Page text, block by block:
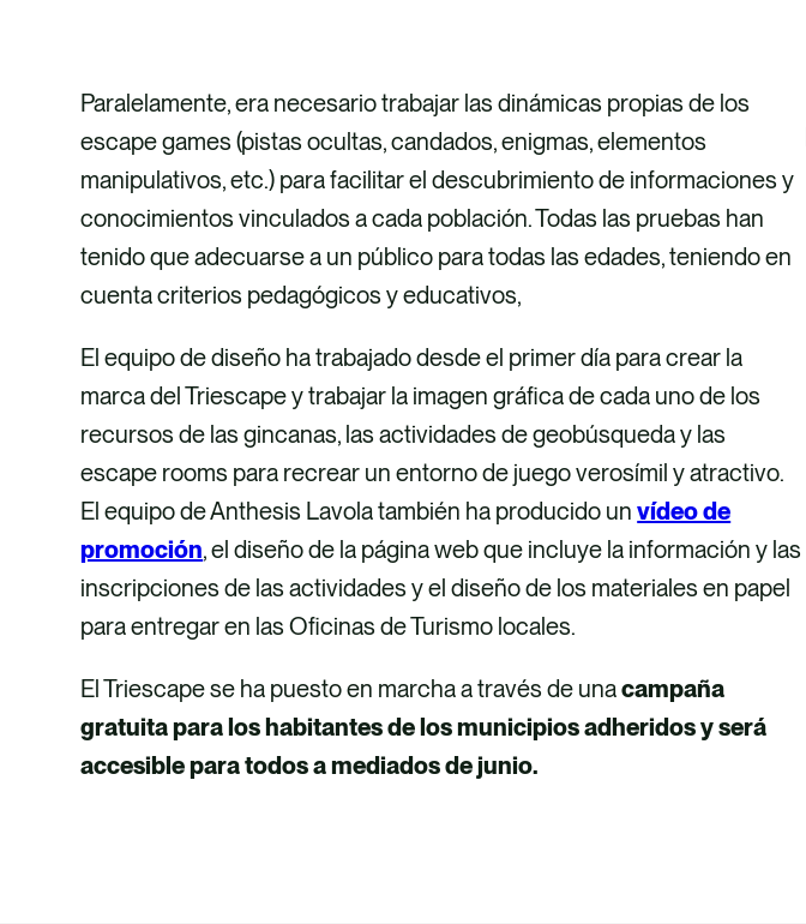
Paralelamente, era necesario trabajar las dinámicas propias de los
escape games (pistas ocultas, candados, enigmas, elementos
manipulativos, etc.) para facilitar el descubrimiento de informaciones y
conocimientos vinculados a cada población. Todas las pruebas han
tenido que adecuarse a un público para todas las edades, teniendo en
cuenta criterios pedagógicos y educativos,
El equipo de diseño ha trabajado desde el primer día para crear la
marca del Triescape y trabajar la imagen gráfica de cada uno de los
recursos de las gincanas, las actividades de geobúsqueda y las
escape rooms para recrear un entorno de juego verosímil y atractivo.
El equipo de Anthesis Lavola también ha producido unvídeo de
promoción, el diseño de la página web que incluye la información y las
inscripciones de las actividades y el diseño de los materiales en papel
para entregar en las Oficinas de Turismo locales.
El Triescape se ha puesto en marcha a través de unacampaña
gratuita para los habitantes de los municipios adheridos y será
accesible para todos a mediados de junio.